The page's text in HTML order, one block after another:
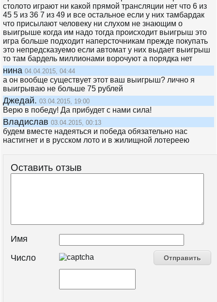
столото играют ни какой прямой трансляции нет что 6 из
45 5 из 36 7 из 49 и все остальное если у них тамбардак
что присылают человеку ни слухом не знающим о
выигрыше когда им надо тогда происходит выигрыш это
игра больше подходит наперсточникам прежде покупать
это непредсказуемо если автомат у них выдает выигрыш
то там бардель миллионами ворочуют а порядка нет
нина 04.04.2015, 04:44
а он вообще существует этот ваш выигрыш? лично я
выигрываю не больше 75 рублей
Джедай. 03.04.2015, 19:00
Верю в победу! Да прибудет с нами сила!
Владислав 03.04.2015, 00:13
будем вместе надеяться и победа обязательно нас
настигнет и в русском лото и в жилищной лотереею
Оставить отзыв
Имя
Число